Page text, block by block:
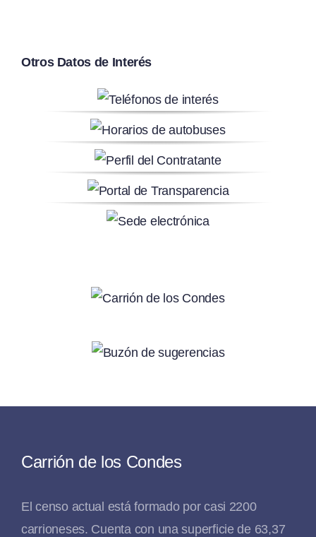
Otros Datos de Interés
Carrión de los Condes
El censo actual está formado por casi 2200
carrioneses. Cuenta con una superficie de 63,37